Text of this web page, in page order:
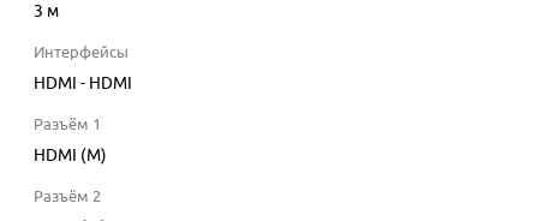
3 м
Интерфейсы
HDMI - HDMI
Разъём 1
HDMI (M)
Разъём 2